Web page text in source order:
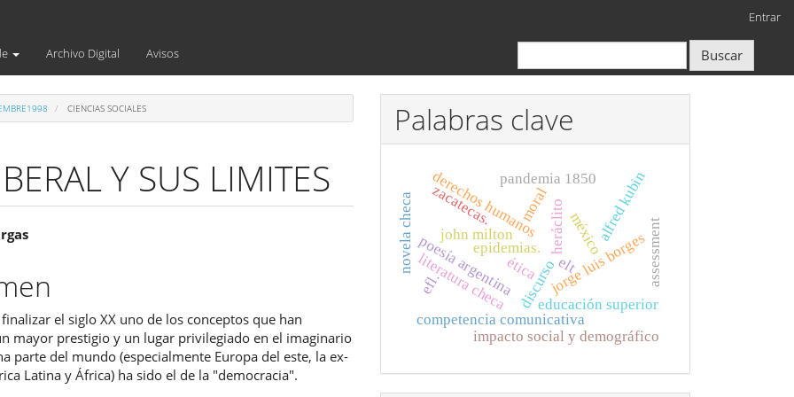
Entrar
Archivo Digital Avisos Buscar
CIENCIAS SOCIALES
Y SUS LIMITES
el siglo XX uno de los conceptos que han
mayor prestigio y un lugar privilegiado en el imaginario
parte del mundo (especialmente Europa del este, la ex-
Latina y África) ha sido el de la "democracia".
Palabras clave
discurso
competencia comunicativa
educación superior
jorge luis borges
heráclito
john milton
poesía argentina
derechos humanos
ética
moral
méxicoalfred kubin
novela checa
literatura checa assessment
elt
efl.
pandemia 1850
impacto social y demográfico
zacatecas.
epidemias.